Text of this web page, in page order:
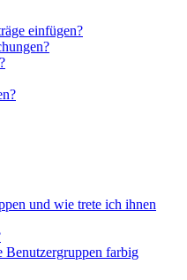
einfügen?
und wie trete ich ihnen
Benutzergruppen farbig